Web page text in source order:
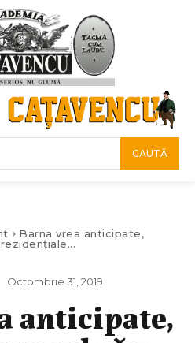
CAUTĂ
Barna vrea anticipate,
Octombrie 31, 2019
anticipate,